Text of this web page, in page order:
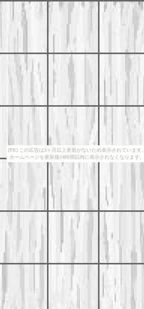
[PR] この広告は3ヶ月以上更新がないため表示されています。
ホームページを更新後24時間以内に表示されなくなります。